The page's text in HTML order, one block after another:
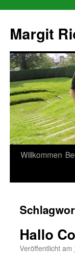
springen
Margit
Willkommen
Hallo
Veröffentlicht am